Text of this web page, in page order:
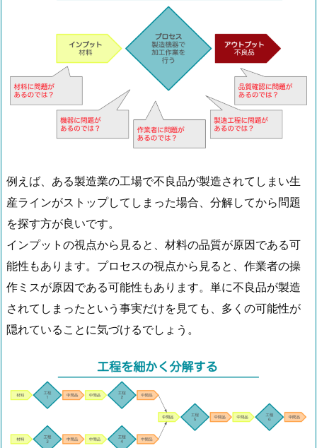
例えば、ある製造業の工場で不良品が製造されてしまい生
産ラインがストップしてしまった場合、分解してから問題
を探す方が良いです。
インプットの視点から見ると、材料の品質が原因である可
能性もあります。プロセスの視点から見ると、作業者の操
作ミスが原因である可能性もあります。単に不良品が製造
されてしまったという事実だけを見ても、多くの可能性が
隠れていることに気づけるでしょう。